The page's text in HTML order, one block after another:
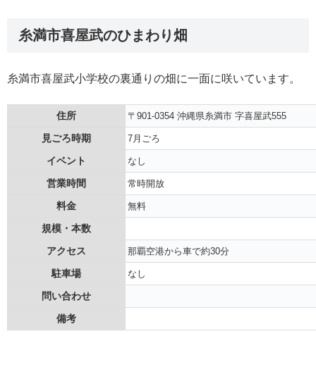
糸満市喜屋武のひまわり畑
糸満市喜屋武小学校の裏通りの畑に一面に咲いています。
住所 〒901-0354 沖縄県糸満市 字喜屋武555
見ごろ時期 7月ごろ
イベント なし
営業時間 常時開放
料金 無料
規模・本数
アクセス
那覇空港から車で約30分
駐車場 なし
問い合わせ
備考